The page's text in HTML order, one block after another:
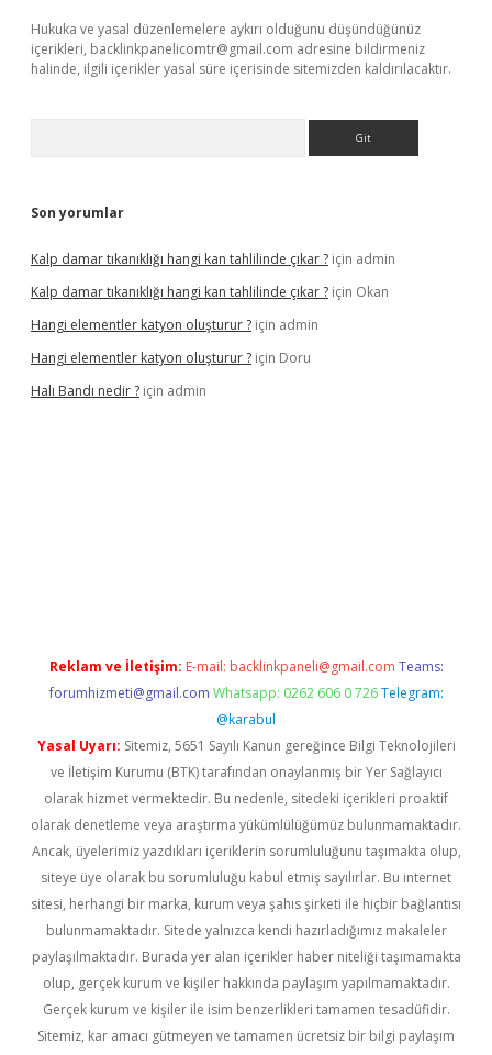
Hukuka ve yasal düzenlemelere aykırı olduğunu düşündüğünüz
içerikleri, backlinkpanelicomtr@gmail.com adresine bildirmeniz
halinde, ilgili içerikler yasal süre içerisinde sitemizden kaldırılacaktır.
Son yorumlar
Kalp damar tıkanıklığı hangi kan tahlilinde çıkar ? için admin
Kalp damar tıkanıklığı hangi kan tahlilinde çıkar ? için Okan
Hangi elementler katyon oluşturur ? için admin
Hangi elementler katyon oluşturur ? için Doru
Halı Bandı nedir ? için admin
Reklam ve İletişim: E-mail: backlinkpaneli@gmail.com Teams:
forumhizmeti@gmail.com Whatsapp: 0262 606 0 726 Telegram:
@karabul
Yasal Uyarı: Sitemiz, 5651 Sayılı Kanun gereğince Bilgi Teknolojileri
ve İletişim Kurumu (BTK) tarafından onaylanmış bir Yer Sağlayıcı
olarak hizmet vermektedir. Bu nedenle, sitedeki içerikleri proaktif
olarak denetleme veya araştırma yükümlülüğümüz bulunmamaktadır.
Ancak, üyelerimiz yazdıkları içeriklerin sorumluluğunu taşımakta olup,
siteye üye olarak bu sorumluluğu kabul etmiş sayılırlar. Bu internet
sitesi, herhangi bir marka, kurum veya şahıs şirketi ile hiçbir bağlantısı
bulunmamaktadır. Sitede yalnızca kendi hazırladığımız makaleler
paylaşılmaktadır. Burada yer alan içerikler haber niteliği taşımamakta
olup, gerçek kurum ve kişiler hakkında paylaşım yapılmamaktadır.
Gerçek kurum ve kişiler ile isim benzerlikleri tamamen tesadüfidir.
Sitemiz, kar amacı gütmeyen ve tamamen ücretsiz bir bilgi paylaşım